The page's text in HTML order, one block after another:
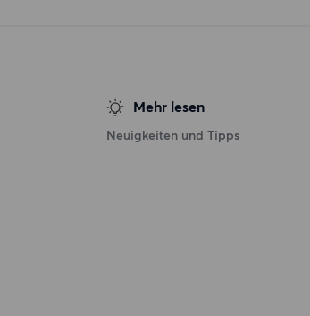
Mehr lesen
Neuigkeiten und Tipps